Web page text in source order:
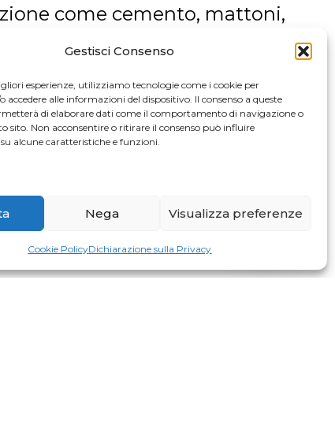
Gestisci Consenso
esperienze, utilizziamo tecnologie come i cookie per
accedere alle informazioni del dispositivo. Il consenso a queste
di elaborare dati come il comportamento di navigazione o
sito. Non acconsentire o ritirare il consenso può influire
alcune caratteristiche e funzioni.
Nega Visualizza preferenze
Cookie PolicyDichiarazione sulla Privacy
come cemento, mattoni,
stoccati all’interno
di dare vita a MPS
delle opere stradali,
di manufatti in calcestruzzo.
RECUPERO INERTI